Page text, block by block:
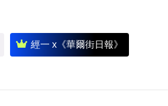
經一 x《華爾街日報》